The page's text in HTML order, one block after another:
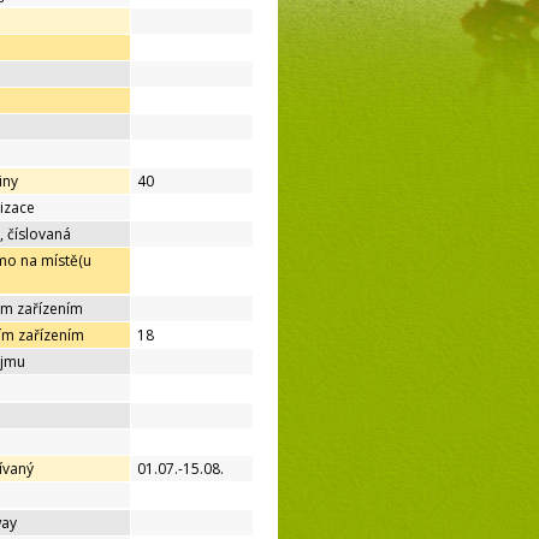
40
číslovaná
na místě(u
zařízením
zařízením
18
01.07.-15.08.